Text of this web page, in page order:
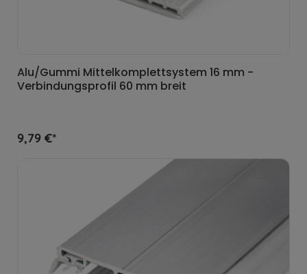
Alu/Gummi Mittelkomplettsystem 16 mm -
Verbindungsprofil 60 mm breit
9,79 €*